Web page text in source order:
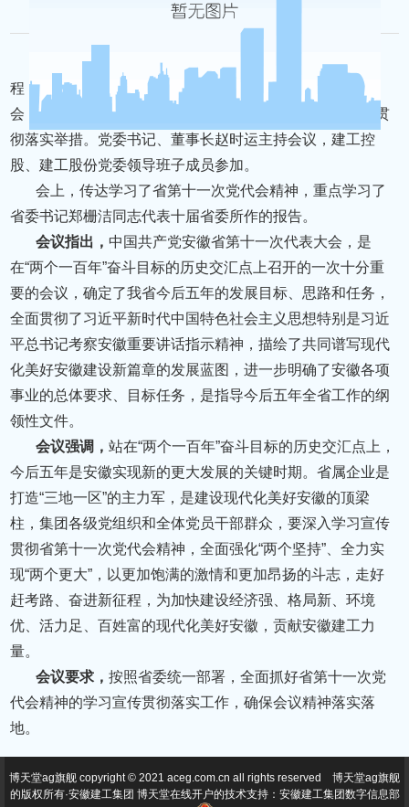
来源： 时间：2021-11-02 浏览量：17384
中国共产党安徽省第十一次代表大会圆满完成各项议
程，在合肥胜利闭幕。11月1日上午，集团党委召开党委
会，第一时间传达学习省第十一次党代会精神，研究集团贯
彻落实举措。党委书记、董事长赵时运主持会议，建工控
股、建工股份党委领导班子成员参加。
会上，传达学习了省第十一次党代会精神，重点学习了
省委书记郑栅洁同志代表十届省委所作的报告。
会议指出， 中国共产党安徽省第十一次代表大会，是
在“两个一百年”奋斗目标的历史交汇点上召开的一次十分重
要的会议，确定了我省今后五年的发展目标、思路和任务，
全面贯彻了习近平新时代中国特色社会主义思想特别是习近
平总书记考察安徽重要讲话指示精神，描绘了共同谱写现代
化美好安徽建设新篇章的发展蓝图，进一步明确了安徽各项
事业的总体要求、目标任务，是指导今后五年全省工作的纲
领性文件。
会议强调，站在“两个一百年”奋斗目标的历史交汇点上，
今后五年是安徽实现新的更大发展的关键时期。省属企业是
打造“三地一区”的主力军，是建设现代化美好安徽的顶梁
柱，集团各级党组织和全体党员干部群众，要深入学习宣传
贯彻省第十一次党代会精神，全面强化“两个坚持”、全力实
现“两个更大”，以更加饱满的激情和更加昂扬的斗志，走好
赶考路、奋进新征程，为加快建设经济强、格局新、环境
优、活力足、百姓富的现代化美好安徽，贡献安徽建工力
量。
会议要求，按照省委统一部署，全面抓好省第十一次党
代会精神的学习宣传贯彻落实工作，确保会议精神落实落
地。
博天堂ag旗舰 copyright © 2021 aceg.com.cn all rights reserved 博天堂ag旗舰
的版权所有·安徽建工集团 博天堂在线开户的技术支持：安徽建工集团数字信息部